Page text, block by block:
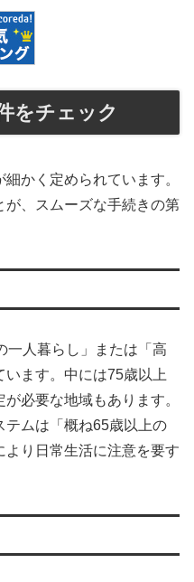
をチェック
かく定められています。
が、スムーズな手続きの第
一人暮らし」または「高
ます。中には75歳以上
必要な地域もあります。
テムは「概ね65歳以上の
り日常生活に注意を要す